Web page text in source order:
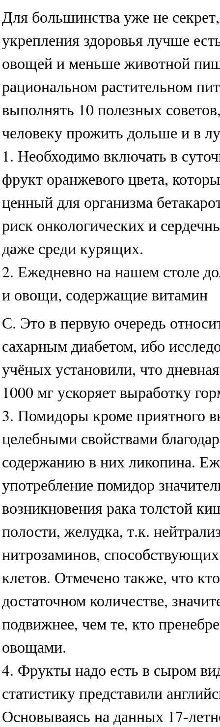
Для большинства уже не
укрепления здоровья лучше
овощей и меньше животной
рациональном растительном
выполнять 10 полезных
человеку прожить дольше и в
1. Необходимо включать в
фрукт оранжевого цвета,
ценный для организма
риск онкологических и
даже среди курящих.
2. Ежедневно на нашем столе
и овощи, содержащие витамин
С. Это в первую очередь
сахарным диабетом, ибо
учёных установили, что
1000 мг ускоряет выработку
3. Помидоры кроме приятного
целебными свойствами
содержанию в них ликопина.
употребление помидор
возникновения рака толстой
полости, желудка, т.к.
нитрозаминов,
клетов. Отмечено также, что
достаточном количестве,
подвижнее, чем те, кто
овощами.
4. Фрукты надо есть в сыром
статистику представили
Основываясь на данных 17-